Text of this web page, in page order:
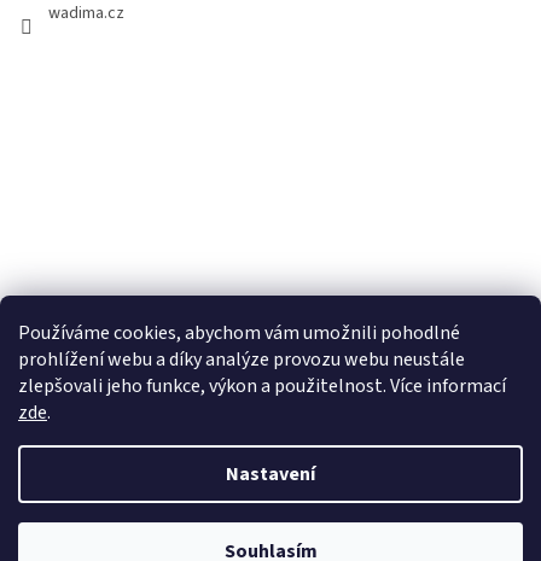
Používáme cookies, abychom vám umožnili pohodlné
prohlížení webu a díky analýze provozu webu neustále
zlepšovali jeho funkce, výkon a použitelnost. Více informací
zde.
Nastavení
Souhlasím
wadima.cz
Copyright 2026wadima.cz - kvalitní oblečení a prádlo pro
. Všechna práva vyhrazena.